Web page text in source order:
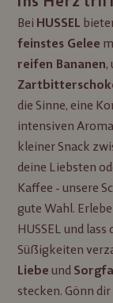
Bei HUSSEL
feinstes Gelee
reifen Bananen,
die Sinne, eine
intensiven
kleiner Snack
deine Liebsten
Kaffee - unsere
gute Wahl.
HUSSEL und
Süßigkeiten
Liebe und
stecken. Gönn